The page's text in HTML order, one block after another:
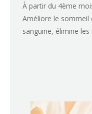
À partir du 4ème
Améliore le sommeil
sanguine, élimine